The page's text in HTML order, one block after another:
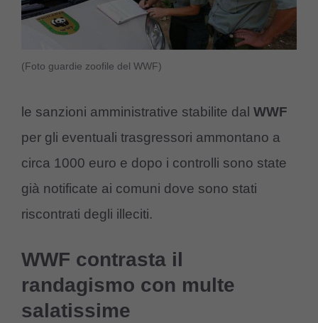
(Foto guardie zoofile del WWF)
le sanzioni amministrative stabilite dal WWF
per gli eventuali trasgressori ammontano a
circa 1000 euro e dopo i controlli sono state
già notificate ai comuni dove sono stati
riscontrati degli illeciti.
WWF contrasta il
randagismo con multe
salatissime